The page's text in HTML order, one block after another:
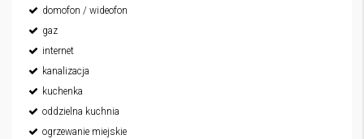
domofon / wideofon
gaz
internet
kanalizacja
kuchenka
oddzielna kuchnia
ogrzewanie miejskie